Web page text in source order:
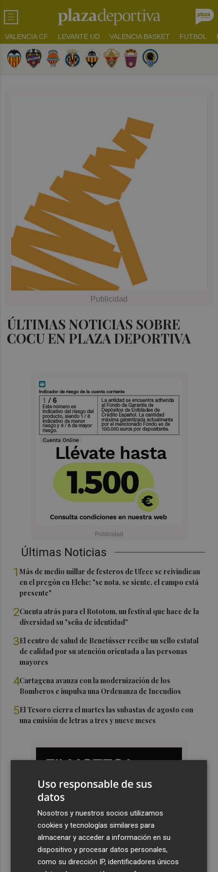
VALENCIA CF LEVANTE UD VALENCIA BASKET FUTBOL
ÚLTIMAS NOTICIAS SOBRE
COCU EN PLAZA DEPORTIVA
Últimas Noticias
1Más de medio millar de festeros de Ufece se reivindican
en el pregón en Elche: "se nota, se siente, el campo está
presente"
2Cuenta atrás para el Rototom, un festival que hace de la
diversidad su "seña de identidad"
3El centro de salud de Benetússer recibe un sello estatal
de calidad por su atención orientada a las personas
mayores
4Cartagena avanza con la modernización de los
Bomberos e impulsa una Ordenanza de Incendios
5El Tesoro cierra el martes las subastas de agosto con
una emisión de letras a tres y nueve meses
Uso responsable de sus
datos
Nosotros y nuestros socios utilizamos
cookies y tecnologías similares para
almacenar y acceder a información en su
dispositivo y procesar datos personales,
como su dirección IP, identificadores únicos